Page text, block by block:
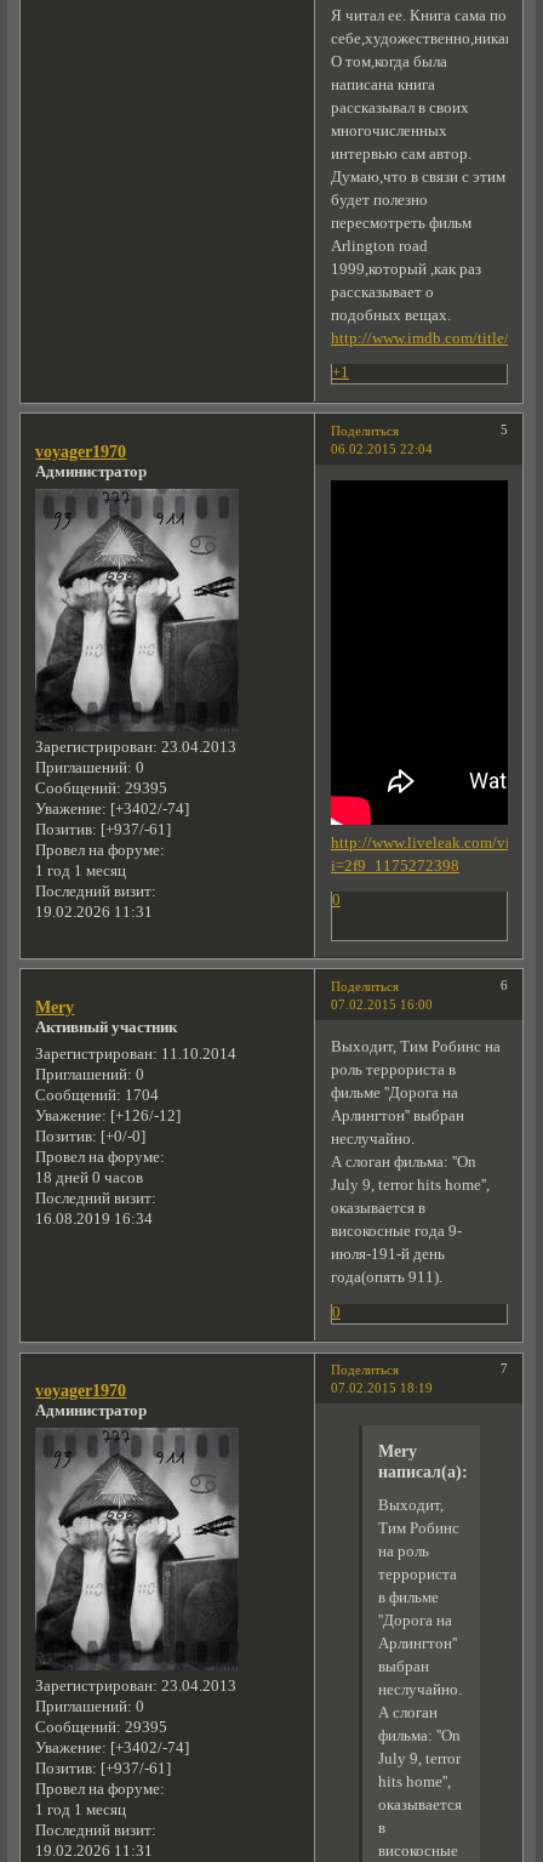
Я читал ее. Книга сама по
себе,художественно,никакая.
О том,когда была
написана книга
рассказывал в своих
многочисленных
интервью сам автор.
Думаю,что в связи с этим
будет полезно
пересмотреть фильм
Arlington road
1999,который ,как раз
рассказывает о
подобных вещах.
http://www.imdb.com/title/
+1
Поделиться
5
06.02.2015 22:04
voyager1970
Администратор
Зарегистрирован: 23.04.2013
Приглашений: 0
Сообщений: 29395
Уважение: [+3402/-74]
Позитив: [+937/-61]
Провел на форуме:
1 год 1 месяц
Последний визит:
19.02.2026 11:31
http://www.liveleak.com/view?
i=2f9_1175272398
0
Поделиться
6
07.02.2015 16:00
Mery
Активный участник
Зарегистрирован: 11.10.2014
Приглашений: 0
Сообщений: 1704
Уважение: [+126/-12]
Позитив: [+0/-0]
Провел на форуме:
18 дней 0 часов
Последний визит:
16.08.2019 16:34
Выходит, Тим Робинс на
роль террориста в
фильме ''Дорога на
Арлингтон'' выбран
неслучайно.
А слоган фильма: ''On
July 9, terror hits home'',
оказывается в
високосные года 9-
июля-191-й день
года(опять 911).
0
Поделиться
7
07.02.2015 18:19
voyager1970
Администратор
Зарегистрирован: 23.04.2013
Приглашений: 0
Сообщений: 29395
Уважение: [+3402/-74]
Позитив: [+937/-61]
Провел на форуме:
1 год 1 месяц
Последний визит:
19.02.2026 11:31
Mery
написал(а):
Выходит,
Тим Робинс
на роль
террориста
в фильме
''Дорога на
Арлингтон''
выбран
неслучайно.
А слоган
фильма: ''On
July 9, terror
hits home'',
оказывается
в
високосные